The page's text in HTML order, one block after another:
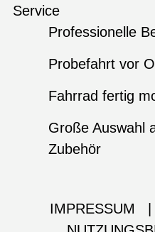
Service
Professionelle
Probefahrt vor
Fahrrad fertig
Große Auswahl
Zubehör
IMPRESSUM